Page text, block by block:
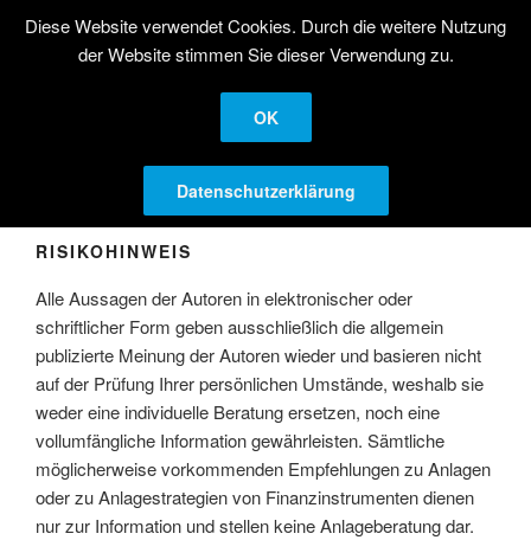
InhaltSTRATEGISCHE
AKTIENANLAGE
Langfristige Kapitalanlage in Aktien
Menü
RISIKOHINWEIS
Alle Aussagen der Autoren in elektronischer oder
schriftlicher Form geben ausschließlich die allgemein
publizierte Meinung der Autoren wieder und basieren nicht
auf der Prüfung Ihrer persönlichen Umstände, weshalb sie
weder eine individuelle Beratung ersetzen, noch eine
vollumfängliche Information gewährleisten. Sämtliche
möglicherweise vorkommenden Empfehlungen zu Anlagen
oder zu Anlagestrategien von Finanzinstrumenten dienen
nur zur Information und stellen keine Anlageberatung dar.
Diese Website verwendet Cookies. Durch die weitere Nutzung
der Website stimmen Sie dieser Verwendung zu.
OK
Datenschutzerklärung